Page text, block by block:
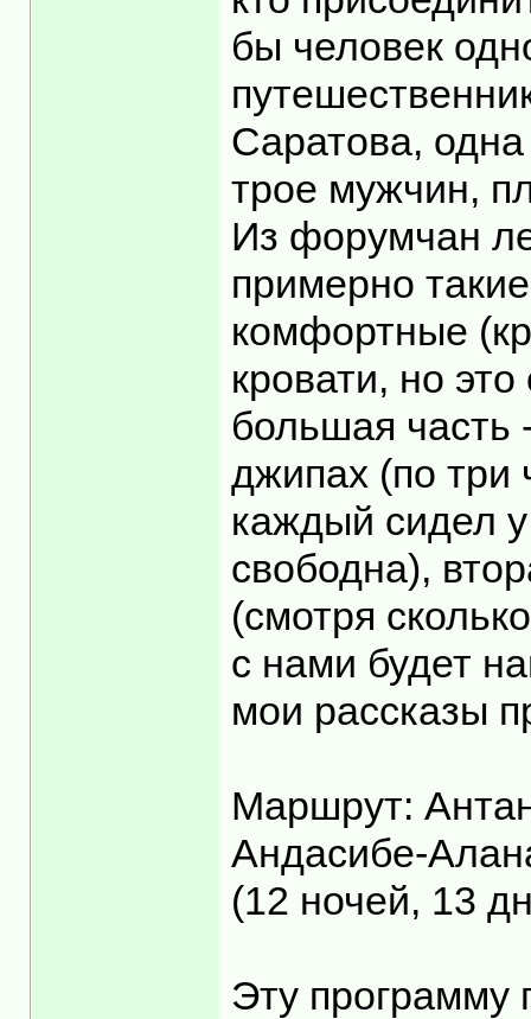
бы человек
Саратова,
трое мужчин,
Из форумчан
примерно
комфортные
кровати, но
большая часть
джипах (по три
каждый сидел
свободна),
(смотря
с нами будет
мои рассказы
Маршрут:
Андасибе-
(12 ночей, 13
Эту программу